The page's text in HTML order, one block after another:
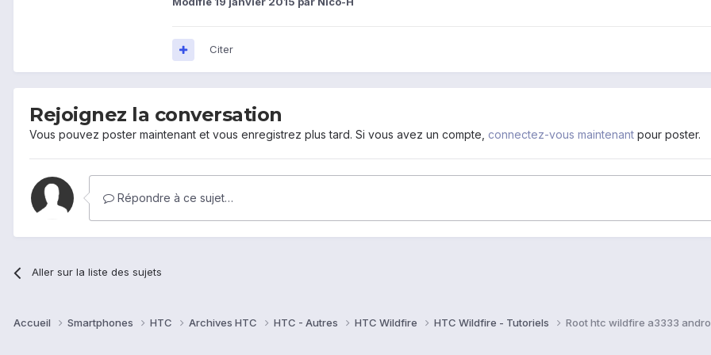
Citer
Rejoignez la conversation
Vous pouvez poster maintenant et vous enregistrez plus tard. Si vous avez un compte, connectez-vous maintenant pour poster.
Répondre à ce sujet…
Aller sur la liste des sujets
Accueil Smartphones HTC Archives HTC HTC - Autres HTC Wildfire HTC Wildfire - Tutoriels Root htc wildfire a3333